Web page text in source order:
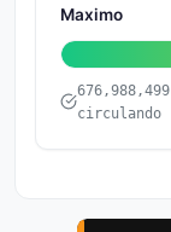
Maximo
676,988,499
circulando